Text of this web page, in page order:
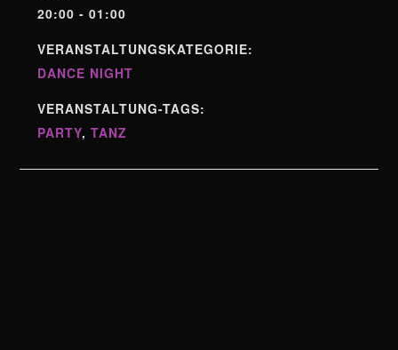
20:00 - 01:00
VERANSTALTUNGSKATEGORIE:
DANCE NIGHT
VERANSTALTUNG-TAGS:
PARTY,TANZ